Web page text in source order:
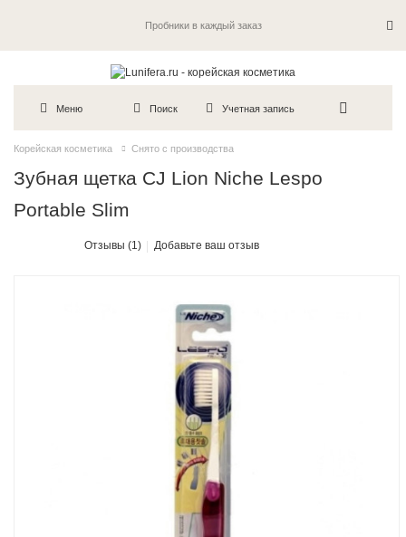
Пробники в каждый заказ
Меню Поиск Учетная запись
Корейская косметика Снято с производства
Зубная щетка CJ Lion Niche Lespo
Portable Slim
Отзывы (1) Добавьте ваш отзыв